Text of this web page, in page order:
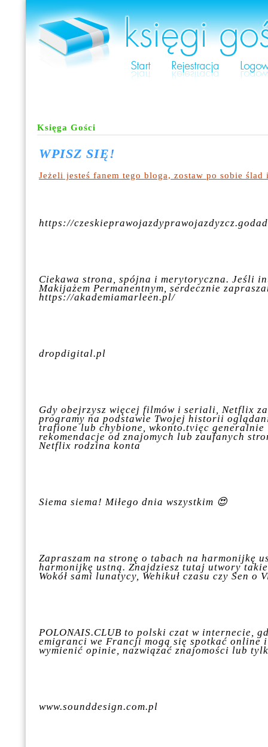
Księga Gości
WPISZ SIĘ!
Jeżeli jesteś fanem tego bloga, zostaw po sobie
https://
Ciekawa strona, spójna i merytoryczna. Jeśli
Makijażem Permanentnym, serdecznie
https://akademiamarleen.pl/
dropdigital.pl
Gdy obejrzysz więcej filmów i seriali, Netflix
programy na podstawie Twojej historii
trafione lub chybione, wkonto.tvięc generalnie
rekomendacje od znajomych lub zaufanych
Netflix rodzina konta
Siema siema! Miłego dnia wszystkim 😍
Zapraszam na stronę o tabach na harmonijkę
harmonijkę ustną. Znajdziesz tutaj utwory
Wokół sami lunatycy, Wehikuł czasu czy Sen o
POLONAIS.CLUB to polski czat w internecie,
emigranci we Francji mogą się spotkać online
wymienić opinie, nazwiązać znajomości lub
www.sounddesign.com.pl